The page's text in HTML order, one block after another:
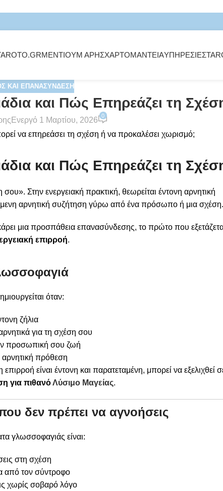
ΜΕΝΤΙΟΥΜ ΑΡΗΣΧΑΡΤΟΜΑΝΤΕΙΑΥΠΗΡΕΣΙΕΣ
ΚΑΙ ΕΠΑΝΑΣΎΝΔΕΣΗ
και Πώς Επηρεάζει τη
Ενεργό 1 Μαρτίου, 2026
0
και Πώς Επηρεάζει τη
Στην ενεργειακή πρακτική, θεωρείται έντονη αρνητική
αρνητική συζήτηση γύρω από ένα πρόσωπο ή μια
μια προσπάθεια επανασύνδεσης, το πρώτο που
επιρροή.
όταν:
ζήλια
για τη σχέση σου
προσωπική σου ζωή
αρνητική πρόθεση
είναι έντονη και παρατεταμένη, μπορεί να εξελιχθεί
για πιθανόΛύσιμο Μαγείας.
δεν πρέπει να αγνοήσεις
γλωσσοφαγιάς είναι:
στη σχέση
από τον σύντροφο
χωρίς σοβαρό λόγο